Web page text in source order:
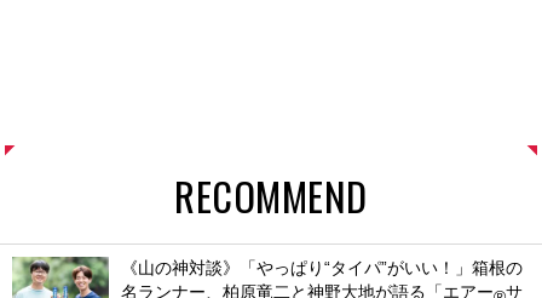
RECOMMEND
《山の神対談》「やっぱり“タイパ”がいい！」箱根の
名ランナー、柏原竜二と神野大地が語る「エアー
サ